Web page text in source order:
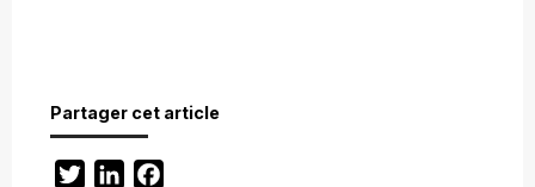
Partager cet article
TwitterLinkedIn